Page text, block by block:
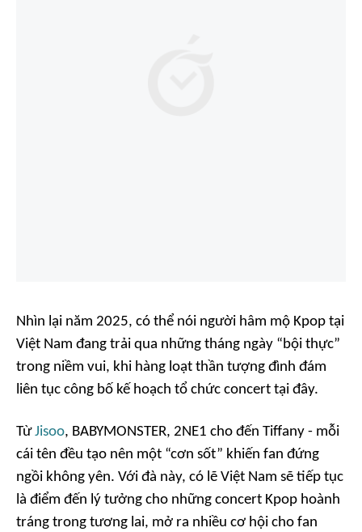
Nhìn lại năm 2025, có thể nói người hâm mộ Kpop tại
Việt Nam đang trải qua những tháng ngày “bội thực”
trong niềm vui, khi hàng loạt thần tượng đình đám
liên tục công bố kế hoạch tổ chức concert tại đây.
TừJisoo, BABYMONSTER, 2NE1 cho đến Tiffany - mỗi
cái tên đều tạo nên một “cơn sốt” khiến fan đứng
ngồi không yên. Với đà này, có lẽ Việt Nam sẽ tiếp tục
là điểm đến lý tưởng cho những concert Kpop hoành
tráng trong tương lai, mở ra nhiều cơ hội cho fan